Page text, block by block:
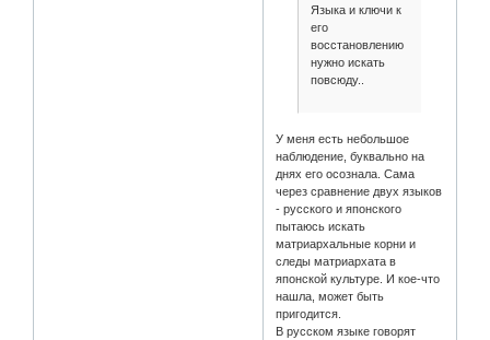
Языка и ключи к
его
восстановлению
нужно искать
повсюду..
У меня есть небольшое
наблюдение, буквально на
днях его осознала. Сама
через сравнение двух языков
- русского и японского
пытаюсь искать
матриархальные корни и
следы матриархата в
японской культуре. И кое-что
нашла, может быть
пригодится.
В русском языке говорят